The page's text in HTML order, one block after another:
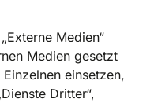
Medien“
Medien gesetzt
einsetzen,
Dritter“,